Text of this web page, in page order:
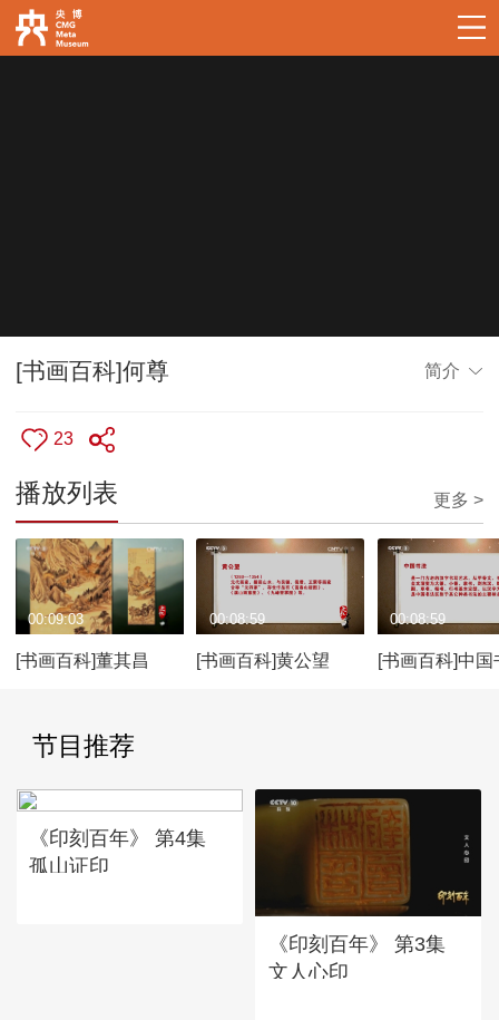
[书画百科]何尊 简介
23
播放列表 更多 >
[书画百科]董其昌
00:09:03
[书画百科]黄公望
00:08:59
[书画百科]中国
00:08:59
节目推荐
《印刻百年》 第4集
孤山证印
《印刻百年》 第3集
文人心印